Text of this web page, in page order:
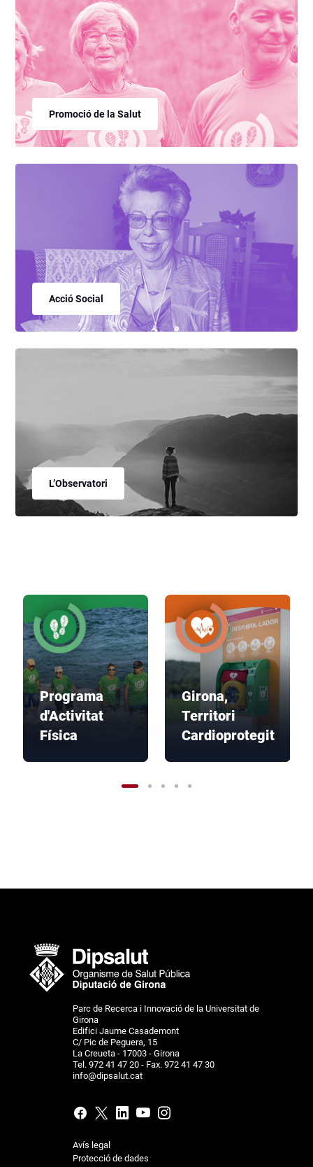
Promoció de la Salut
Acció Social
L’Observatori
Programa
d'Activitat
Física
Girona,
Territori
Cardioprotegit
Parc de Recerca i Innovació de la Universitat de
Girona
Edifici Jaume Casademont
C/ Pic de Peguera, 15
La Creueta - 17003 - Girona
Tel. 972 41 47 20 - Fax. 972 41 47 30
info@dipsalut.cat
Avís legal
Protecció de dades